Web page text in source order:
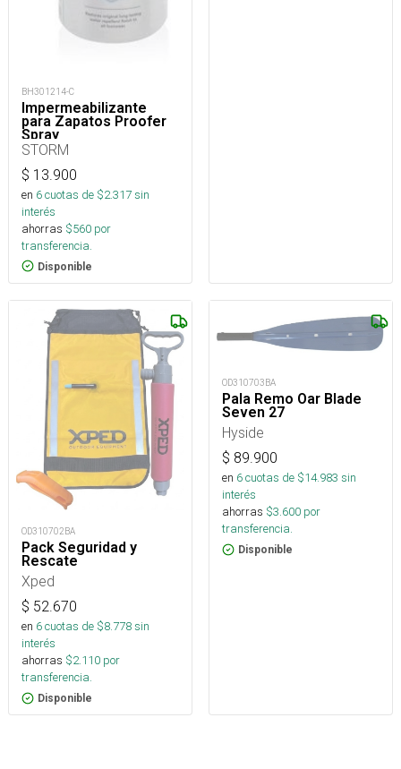
BH301214-C
Impermeabilizante
para Zapatos Proofer
Spray
STORM
$ 13.900
en 6cuotas de $2.317sin
interés
ahorras $560 por
transferencia.
Disponible
OD310702BA
Pack Seguridad y
Rescate
Xped
$ 52.670
en 6cuotas de $8.778sin
interés
ahorras $2.110 por
transferencia.
Disponible
OD310703BA
Pala Remo Oar Blade
Seven 27
Hyside
$ 89.900
en 6cuotas de $14.983 sin
interés
ahorras $3.600 por
transferencia.
Disponible